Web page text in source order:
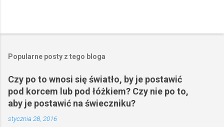
Popularne posty z tego bloga
Czy po to wnosi się światło, by je postawić
pod korcem lub pod łóżkiem? Czy nie po to,
aby je postawić na świeczniku?
stycznia 28, 2016